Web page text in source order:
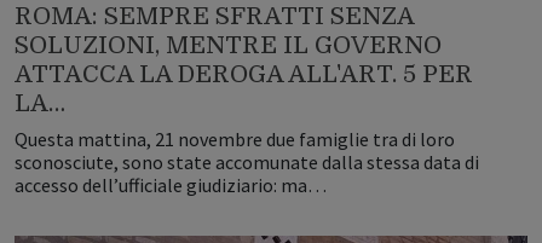
ROMA: SEMPRE SFRATTI SENZA
SOLUZIONI, MENTRE IL GOVERNO
ATTACCA LA DEROGA ALL'ART. 5 PER
LA…
Questa mattina, 21 novembre due famiglie tra di loro
sconosciute, sono state accomunate dalla stessa data di
accesso dell’ufficiale giudiziario: ma…